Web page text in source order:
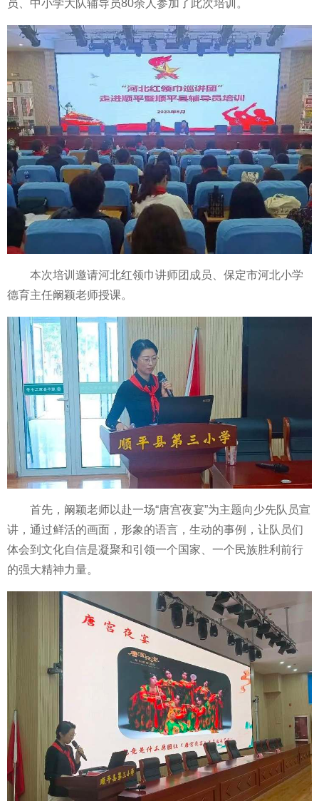
员、中小学大队辅导员80余人参加了此次培训。
本次培训邀请河北红领巾讲师团成员、保定市河北小学
德育主任阚颖老师授课。
首先，阚颖老师以赴一场“唐宫夜宴”为主题向少先队员宣
讲，通过鲜活的画面，形象的语言，生动的事例，让队员们
体会到文化自信是凝聚和引领一个国家、一个民族胜利前行
的强大精神力量。